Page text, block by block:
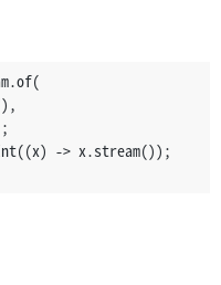
),
-> x.stream());